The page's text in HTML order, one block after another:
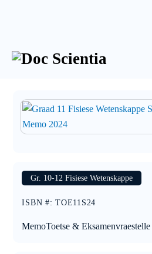
Gr. 10-12 Fisiese Wetenskappe
ISBN #:TOE11S24
MemoToetse & Eksamenvraestelle